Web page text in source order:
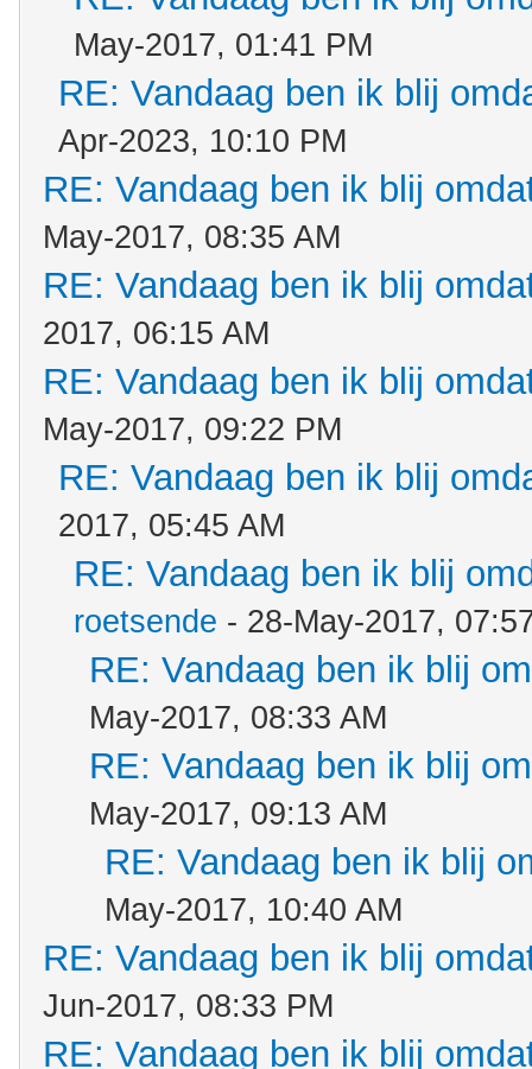
May-2017, 01:41 PM
RE: Vandaag ben ik blij
Apr-2023, 10:10 PM
RE: Vandaag ben ik blij
May-2017, 08:35 AM
RE: Vandaag ben ik blij
2017, 06:15 AM
RE: Vandaag ben ik blij
May-2017, 09:22 PM
RE: Vandaag ben ik blij
2017, 05:45 AM
RE: Vandaag ben ik blij
roetsende - 28-May-2017,
RE: Vandaag ben ik blij
May-2017, 08:33 AM
RE: Vandaag ben ik blij
May-2017, 09:13 AM
RE: Vandaag ben ik blij
May-2017, 10:40 AM
RE: Vandaag ben ik blij
Jun-2017, 08:33 PM
RE: Vandaag ben ik blij